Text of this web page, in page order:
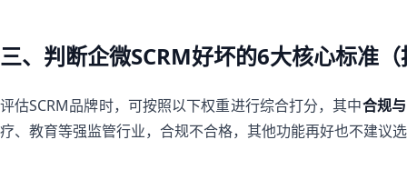
三、判断企微SCRM好坏的6大核心标准
评估SCRM品牌时，可按照以下权重进行综合打分，其中合规
疗、教育等强监管行业，合规不合格，其他功能再好也不建议